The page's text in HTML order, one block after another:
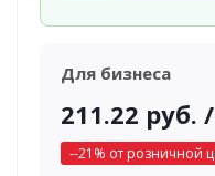
Для бизнеса
211.22 руб.
--21 % от розничной